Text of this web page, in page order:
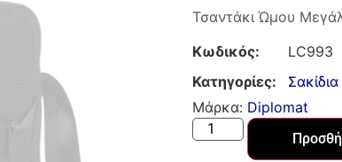
Τσαντάκι Ώμου
Κωδικός:
LC993
Κατηγορίες:
Μάρκα: Diplomat